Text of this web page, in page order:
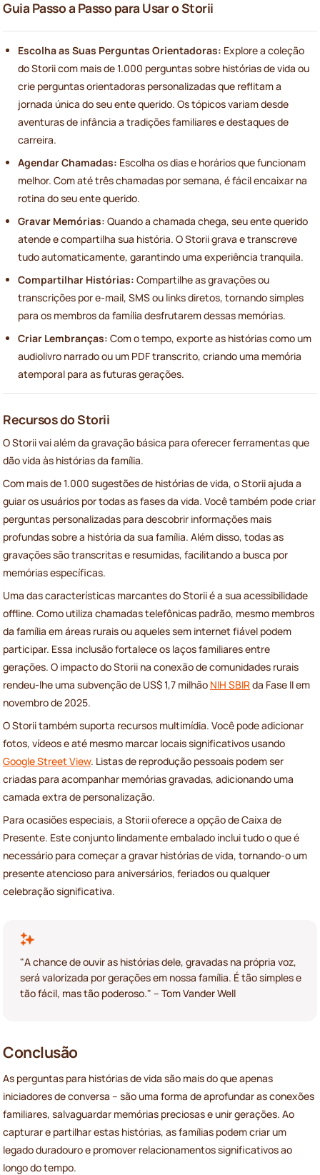
Guia Passo a Passo para Usar o Storii
Escolha as Suas Perguntas Orientadoras: Explore a coleção
do Storii com mais de 1.000 perguntas sobre histórias de vida ou
crie perguntas orientadoras personalizadas que reflitam a
jornada única do seu ente querido. Os tópicos variam desde
aventuras de infância a tradições familiares e destaques de
carreira.
Agendar Chamadas: Escolha os dias e horários que funcionam
melhor. Com até três chamadas por semana, é fácil encaixar na
rotina do seu ente querido.
Gravar Memórias: Quando a chamada chega, seu ente querido
atende e compartilha sua história. O Storii grava e transcreve
tudo automaticamente, garantindo uma experiência tranquila.
Compartilhar Histórias: Compartilhe as gravações ou
transcrições por e-mail, SMS ou links diretos, tornando simples
para os membros da família desfrutarem dessas memórias.
Criar Lembranças: Com o tempo, exporte as histórias como um
audiolivro narrado ou um PDF transcrito, criando uma memória
atemporal para as futuras gerações.
Recursos do Storii
O Storii vai além da gravação básica para oferecer ferramentas que
dão vida às histórias da família.
Com mais de 1.000 sugestões de histórias de vida, o Storii ajuda a
guiar os usuários por todas as fases da vida. Você também pode criar
perguntas personalizadas para descobrir informações mais
profundas sobre a história da sua família. Além disso, todas as
gravações são transcritas e resumidas, facilitando a busca por
memórias específicas.
Uma das características marcantes do Storii é a sua acessibilidade
offline. Como utiliza chamadas telefônicas padrão, mesmo membros
da família em áreas rurais ou aqueles sem internet fiável podem
participar. Essa inclusão fortalece os laços familiares entre
gerações. O impacto do Storii na conexão de comunidades rurais
rendeu-lhe uma subvenção de US$ 1,7 milhão NIH SBIRda Fase II em
novembro de 2025.
O Storii também suporta recursos multimídia. Você pode adicionar
fotos, vídeos e até mesmo marcar locais significativos usando
Google Street View. Listas de reprodução pessoais podem ser
criadas para acompanhar memórias gravadas, adicionando uma
camada extra de personalização.
Para ocasiões especiais, a Storii oferece a opção de Caixa de
Presente. Este conjunto lindamente embalado inclui tudo o que é
necessário para começar a gravar histórias de vida, tornando-o um
presente atencioso para aniversários, feriados ou qualquer
celebração significativa.
"A chance de ouvir as histórias dele, gravadas na própria voz,
será valorizada por gerações em nossa família. É tão simples e
tão fácil, mas tão poderoso." – Tom Vander Well
Conclusão
As perguntas para histórias de vida são mais do que apenas
iniciadores de conversa – são uma forma de aprofundar as conexões
familiares, salvaguardar memórias preciosas e unir gerações. Ao
capturar e partilhar estas histórias, as famílias podem criar um
legado duradouro e promover relacionamentos significativos ao
longo do tempo.